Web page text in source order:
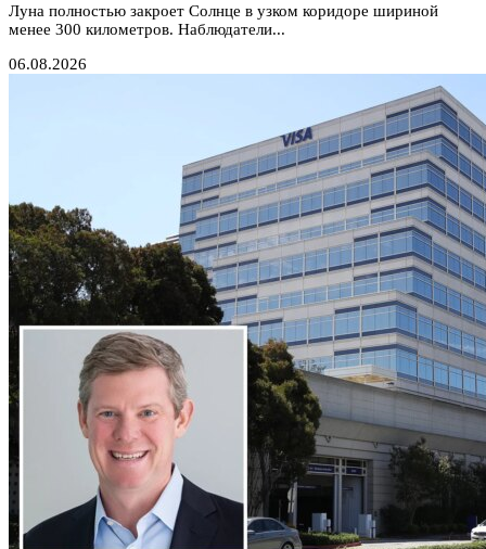
Луна полностью закроет Солнце в узком коридоре шириной
менее 300 километров. Наблюдатели...
06.08.2026